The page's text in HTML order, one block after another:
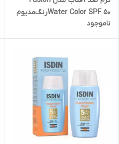
Water Color SPF 50رنگ‌مدیوم‌
حجم 50 میل
ناموجود